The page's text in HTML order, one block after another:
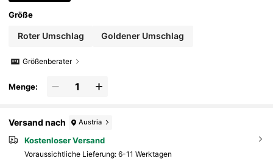
Größe
Roter Umschlag Goldener Umschlag
Größenberater
Menge:
Versand nach Austria
Kostenloser Versand
Voraussichtliche Lieferung: 6-11 Werktagen